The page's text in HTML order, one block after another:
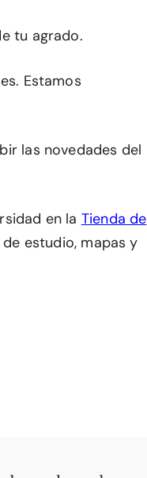
tu agrado.
Estamos
las novedades del
en la Tienda de
estudio, mapas y